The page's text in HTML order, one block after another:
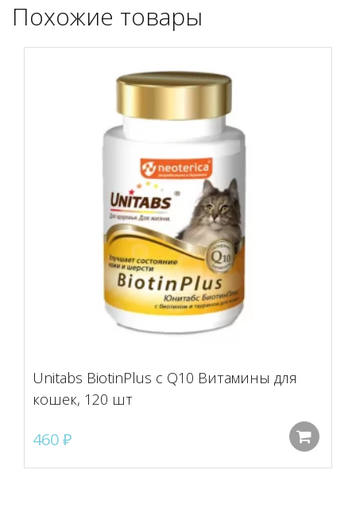
Похожие товары
Unitabs BiotinPlus с Q10 Витамины для
кошек, 120 шт
460₽